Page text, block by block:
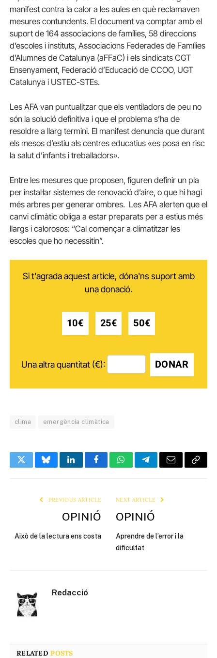
manifest contra la calor a les aules en què reclamaven
mesures contundents. El document va comptar amb el
suport de 164 associacions de famílies, 58 direccions
d’escoles i instituts, Associacions Federades de Famílies
d’Alumnes de Catalunya (aFFaC) i els sindicats CGT
Ensenyament, Federació d’Educació de CCOO, UGT
Catalunya i USTEC-STEs.
Les AFA van puntualitzar que els ventiladors de peu no
són la solució definitiva i que el problema s’ha de
resoldre a llarg termini. El manifest denuncia que durant
els mesos d’estiu als centres educatius «es posa en risc
la salut d’infants i treballadors».
Entre les mesures que proposen, figuren definir un pla
per instal·lar sistemes de renovació d’aire, o que hi hagi
més arbres per generar ombres. Les AFA alerten que el
canvi climàtic obliga a estar preparats per a estius més
llargs i calorosos: “Cal començar a climatitzar les
escoles que ho necessitin”.
Si t'agrada aquest article, dóna'ns suport amb
una donació.
10€ 25€ 50€
Una altra quantitat (€): DONAR
clima emergència climàtica
TwitterBlueskyLinkedInFacebookWhatsAppTelegramEmail Copy
PREVIOUS ARTICLE
OPINIÓ
Això de la lectura ens costa
NEXT ARTICLE
OPINIÓ
Aprendre de l’error i la
dificultat
Redacció
RELATEDPOSTS